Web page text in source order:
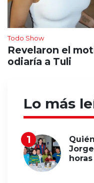
Todo Show
Revelaron el
odiaría a Tuli
Lo más